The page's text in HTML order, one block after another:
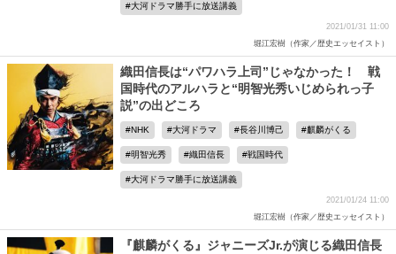
大河ドラマ勝手に放送講義
2021/01/31 11:00
堀江宏樹（作家／歴史エッセイスト）
織田信長は“パワハラ上司”じゃなかった！ 戦
国時代のアルハラと“明智光秀いじめられっ子
説”の出どころ
NHK 大河ドラマ 長谷川博己 麒麟がくる
明智光秀 織田信長 戦国時代
大河ドラマ勝手に放送講義
2021/01/24 11:00
堀江宏樹（作家／歴史エッセイスト）
『麒麟がくる』ジャニーズJr.が演じる織田信長